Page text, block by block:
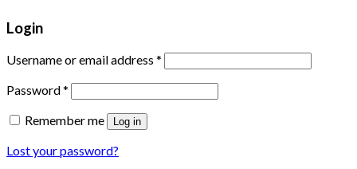
Login
Username or email address *
Password*
Remember me
Log in
Lost your password?